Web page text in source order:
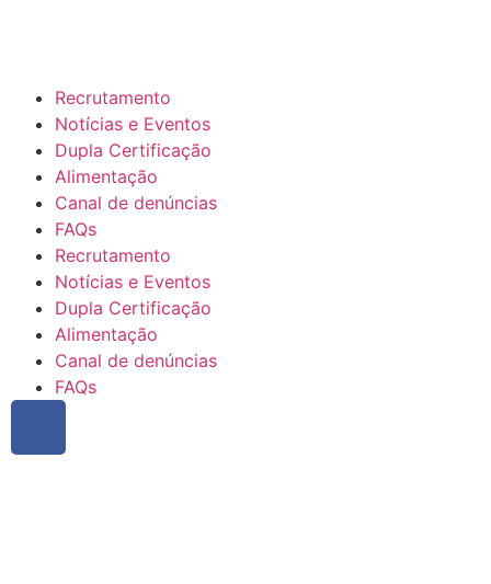
Recrutamento
Notícias e Eventos
Dupla Certificação
Alimentação
Canal de denúncias
FAQs
Recrutamento
Notícias e Eventos
Dupla Certificação
Alimentação
Canal de denúncias
FAQs